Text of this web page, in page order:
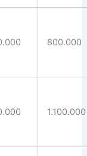
800.000
1.100.000